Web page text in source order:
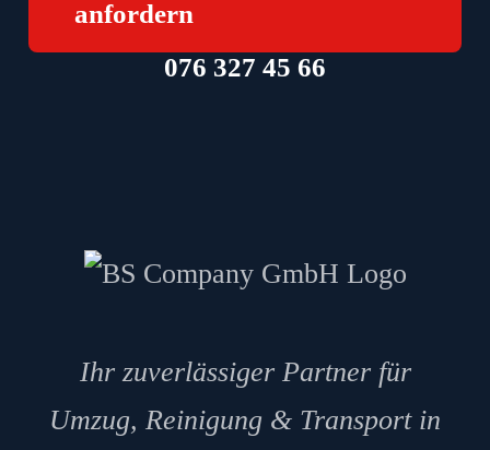
anfordern
076 327 45 66
Ihr zuverlässiger Partner für
Umzug, Reinigung & Transport in